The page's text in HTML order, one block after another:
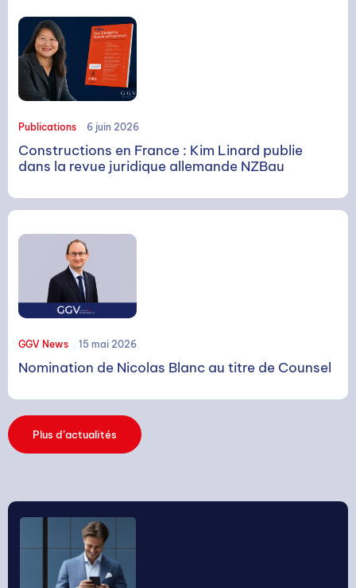
Rechercher
Publications 6 juin 2026
Constructions en France : Kim Linard publie
dans la revue juridique allemande NZBau
GGV News 15 mai 2026
Nomination de Nicolas Blanc au titre de Counsel
Plus d’actualités